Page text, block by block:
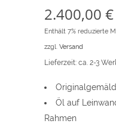
2.400,00 €
Enthält 7% reduzierte
zzgl. Versand
Lieferzeit: ca. 2-3
Öl auf
Rahmen